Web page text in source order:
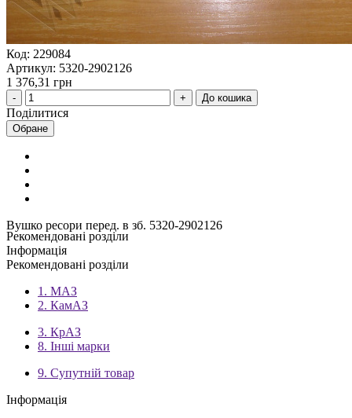
Код: 229084
Артикул: 5320-2902126
1 376,31 грн
До кошика
Поділитися
Обране
Вушко ресори перед. в зб. 5320-2902126
Рекомендовані розділи
Інформація
Рекомендовані розділи
1. МАЗ
2. КамАЗ
3. КрАЗ
8. Інші марки
9. Супутній товар
Інформація